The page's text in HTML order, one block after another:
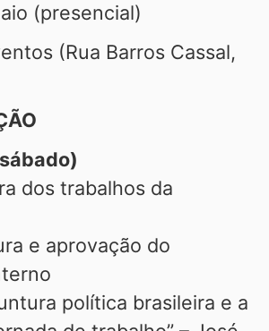
(presencial)
(Rua Barros Cassal,
dos trabalhos da
e aprovação do
política brasileira e a